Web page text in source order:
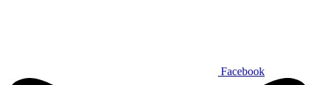
Facebook